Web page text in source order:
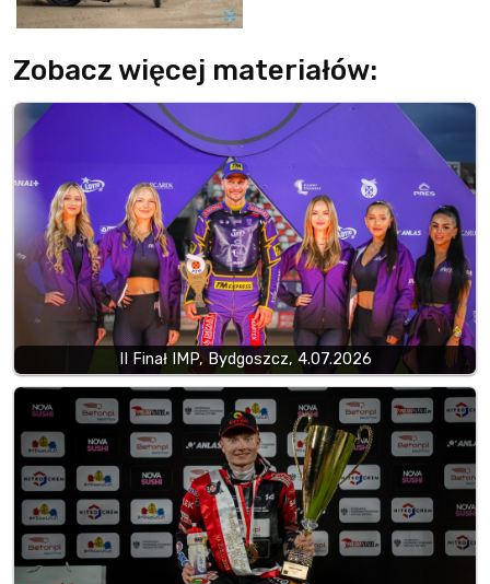
Zobacz więcej materiałów:
II Finał IMP, Bydgoszcz, 4.07.2026